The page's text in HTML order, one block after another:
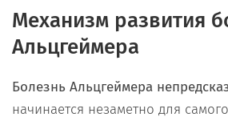
Механизм развития
Альцгеймера
Болезнь Альцгеймера
начинается незаметно для